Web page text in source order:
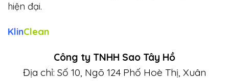
hiện đại.
KlinClean
Công ty TNHH Sao Tây Hồ
Địa chỉ: Số 10, Ngõ 124 Phố Hoè Thị, Xuân